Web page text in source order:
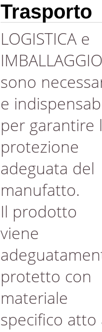
Trasporto
LOGISTICA e
IMBALLAGGIO
sono
e
per garantire
protezione
adeguata del
manufatto.
Il prodotto
viene
protetto con
materiale
specifico atto